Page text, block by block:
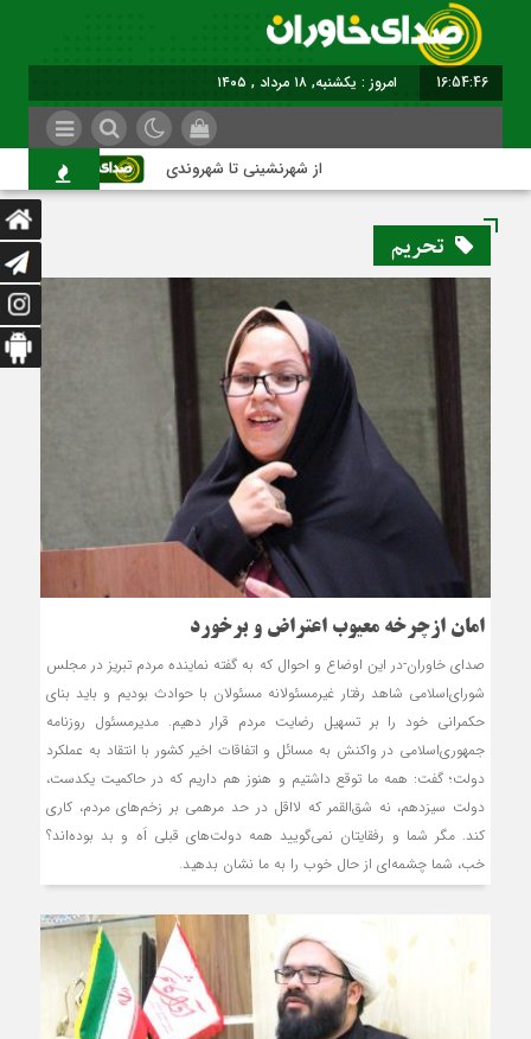
16:54:47 برابر با : Sunday - 9 August - 2026
از شهرنشینی تا شهروندی اصناف
تحریم
امان ازچرخه معیوب اعتراض و برخورد
صدای خاوران-در این اوضاع و احوال که به گفته نماینده مردم تبریز در مجلس
شورای‌اسلامی شاهد رفتار غیرمسئولانه مسئولان با حوادث بودیم و باید بنای
حکمرانی خود را بر تسهیل رضایت مردم قرار دهیم. مدیرمسئول روزنامه
جمهوری‌اسلامی در واکنش به مسائل و اتفاقات اخیر کشور با انتقاد به عملکرد
دولت؛ گفت: همه ما‌ توقع داشتیم و هنوز هم داریم که در حاکمیت یکدست،
دولت سیزدهم، نه شق‌القمر که لااقل در حد مرهمی بر زخم‌های مردم، کاری
کند. مگر شما و رفقایتان نمی‌گویید همه دولت‌های قبلی اَه و بد بوده‌اند؟
خب، شما چشمه‌ای از حال خوب را به ما نشان بدهید.